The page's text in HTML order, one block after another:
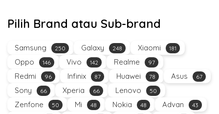
Pilih Brand atau Sub-brand
Samsung 250 Galaxy 248 Xiaomi 181
Oppo 146 Vivo 142 Realme 97
Redmi 96 Infinix 87 Huawei 78 Asus 67
Sony 66 Xperia 66 Lenovo 50
Zenfone 50 Mi 48 Nokia 48 Advan 43